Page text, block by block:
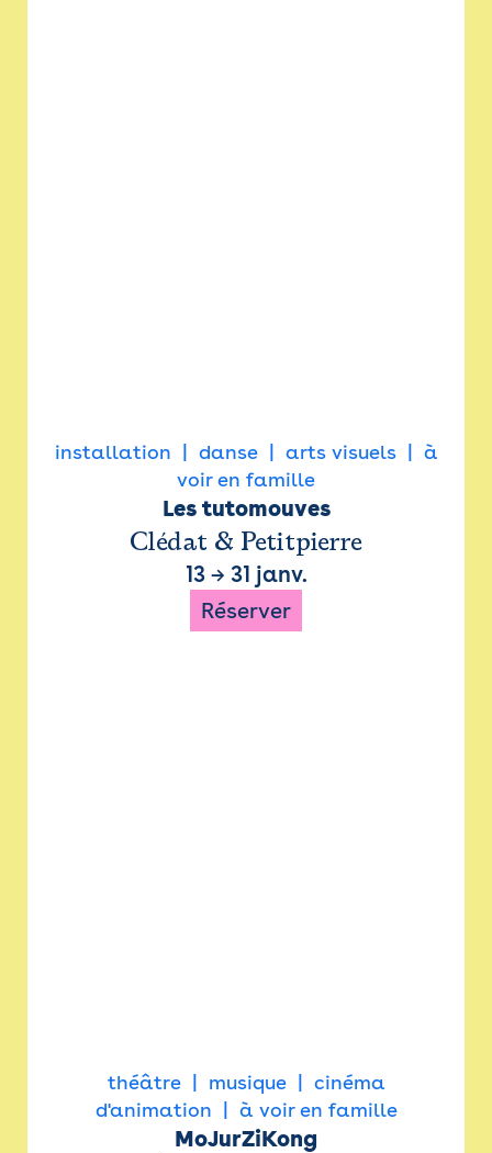
installation danse arts visuels
à
voir en famille
Les tutomouves
Clédat & Petitpierre
13→ 31 janv.
Réserver
théâtre musique
cinéma
d'animation
à voir en famille
MoJurZiKong